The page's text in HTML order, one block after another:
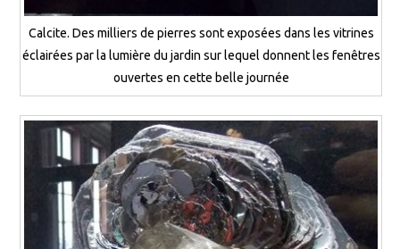
Calcite. Des milliers de pierres sont exposées dans les vitrines
éclairées par la lumière du jardin sur lequel donnent les fenêtres
ouvertes en cette belle journée